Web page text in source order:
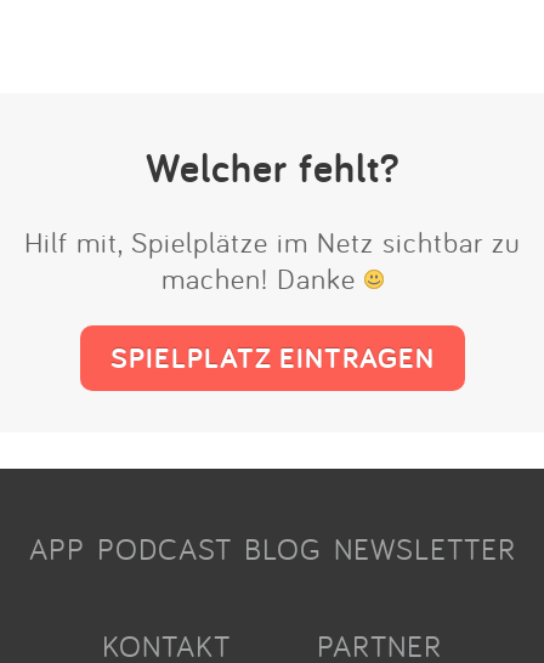
Welcher fehlt?
Hilf mit, Spielplätze im Netz sichtbar zu
machen! Danke
SPIELPLATZ EINTRAGEN
APP PODCAST BLOG NEWSLETTER
KONTAKT PARTNER